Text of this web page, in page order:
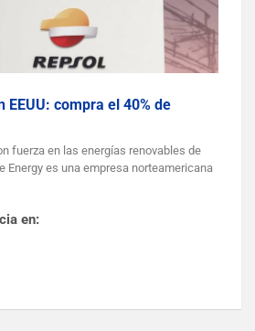
EEUU: compra el 40% de
fuerza en las energías renovables de
Energy es una empresa norteamericana
en: